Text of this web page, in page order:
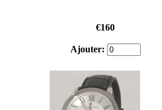
€160
Ajouter: